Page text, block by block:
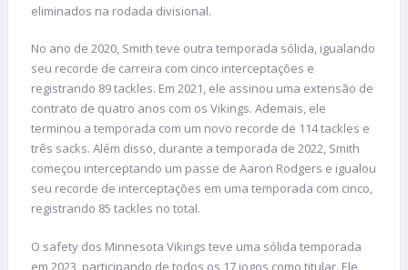
eliminados na rodada divisional.
No ano de 2020, Smith teve outra temporada sólida, igualando
seu recorde de carreira com cinco interceptações e
registrando 89 tackles. Em 2021, ele assinou uma extensão de
contrato de quatro anos com os Vikings. Ademais, ele
terminou a temporada com um novo recorde de 114 tackles e
três sacks. Além disso, durante a temporada de 2022, Smith
começou interceptando um passe de Aaron Rodgers e igualou
seu recorde de interceptações em uma temporada com cinco,
registrando 85 tackles no total.
O safety dos Minnesota Vikings teve uma sólida temporada
em 2023, participando de todos os 17 jogos como titular. Ele